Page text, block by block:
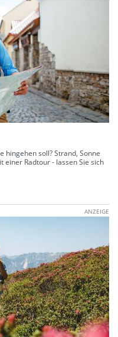
hingehen soll? Strand, Sonne
Radtour - lassen Sie sich
ANZEIGE